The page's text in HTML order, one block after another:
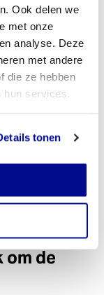
Ook delen we
met onze
analyse. Deze
met andere
die ze hebben
hun services.
tonen
Door de
elkaar helpen.
Tussen eind
strijd duurde
om de